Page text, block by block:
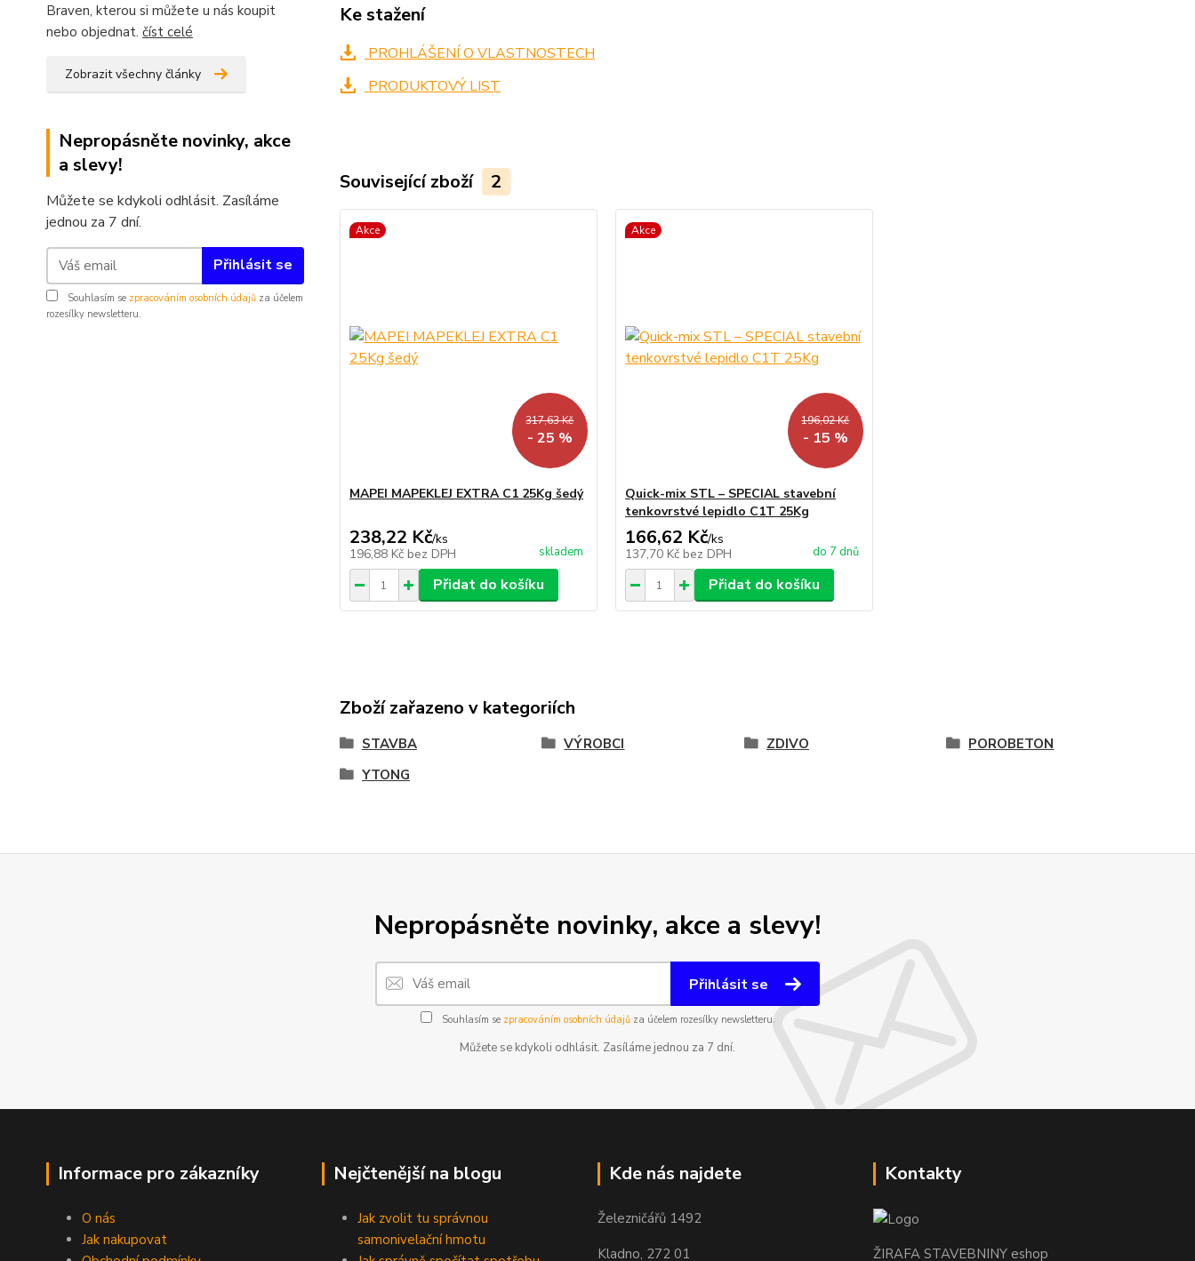
Braven, kterou si můžete u nás koupit
nebo objednat. číst celé
Zobrazit všechny články
Nepropásněte novinky, akce
a slevy!
Můžete se kdykoli odhlásit. Zasíláme
jednou za 7 dní.
Přihlásit se
Souhlasím se zpracováním osobních údajů za účelem
rozesílky newsletteru.
Ke stažení
PROHLÁŠENÍ O VLASTNOSTECH
PRODUKTOVÝ LIST
Související zboží 2
Akce
317,63 Kč
- 25 %
MAPEI MAPEKLEJ EXTRA C1 25Kg šedý
238,22 Kč/ks
196,88 Kč bez DPH skladem
Přidat do košíku
Akce
196,02 Kč
- 15 %
Quick-mix STL – SPECIAL stavební
tenkovrstvé lepidlo C1T 25Kg
166,62 Kč/ks
137,70 Kč bez DPH do 7 dnů
Přidat do košíku
Zboží zařazeno v kategoriích
STAVBA VÝROBCI ZDIVO
POROBETON
YTONG
Nepropásněte novinky, akce a slevy!
Přihlásit se
Souhlasím se zpracováním osobních údajůza účelem rozesílky newsletteru.
Můžete se kdykoli odhlásit. Zasíláme jednou za 7 dní.
Informace pro zákazníky
O nás
Jak nakupovat
Nejčtenější na blogu
Jak zvolit tu správnou
samonivelační hmotu
Kde nás najdete
Železničářů 1492
Kladno, 272 01
Kontakty
ŽIRAFA STAVEBNINY eshop